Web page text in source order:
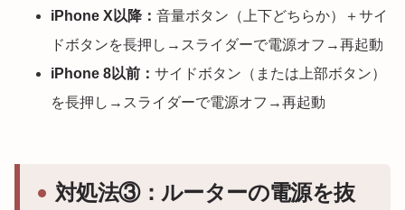
iPhone X以降： 音量ボタン（上下どちらか）＋サイ
ドボタンを長押し→スライダーで電源オフ→再起動
iPhone 8以前： サイドボタン（または上部ボタン）
を長押し→スライダーで電源オフ→再起動
対処法③：ルーターの電源を抜